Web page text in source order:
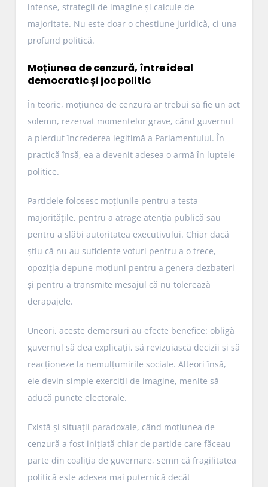
intense, strategii de imagine și calcule de
majoritate. Nu este doar o chestiune juridică, ci una
profund politică.
Moțiunea de cenzură, între ideal
democratic și joc politic
În teorie, moțiunea de cenzură ar trebui să fie un act
solemn, rezervat momentelor grave, când guvernul
a pierdut încrederea legitimă a Parlamentului. În
practică însă, ea a devenit adesea o armă în luptele
politice.
Partidele folosesc moțiunile pentru a testa
majoritățile, pentru a atrage atenția publică sau
pentru a slăbi autoritatea executivului. Chiar dacă
știu că nu au suficiente voturi pentru a o trece,
opoziția depune moțiuni pentru a genera dezbateri
și pentru a transmite mesajul că nu tolerează
derapajele.
Uneori, aceste demersuri au efecte benefice: obligă
guvernul să dea explicații, să revizuiască decizii și să
reacționeze la nemulțumirile sociale. Alteori însă,
ele devin simple exerciții de imagine, menite să
aducă puncte electorale.
Există și situații paradoxale, când moțiunea de
cenzură a fost inițiată chiar de partide care făceau
parte din coaliția de guvernare, semn că fragilitatea
politică este adesea mai puternică decât